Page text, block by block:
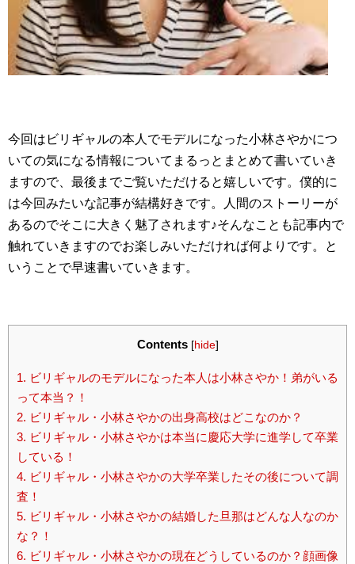
今回はビリギャルの本人でモデルになった小林さやかにつ
いての気になる情報についてまるっとまとめて書いていき
ますので、最後までご覧いただけると嬉しいです。僕的に
は今回みたいな記事が結構好きです。人間のストーリーが
あるのでそこに大きく魅了されます♪そんなことも記事内で
触れていきますのでお楽しみいただければ何よりです。と
いうことで早速書いていきます。
Contents [hide]
1. ビリギャルのモデルになった本人は小林さやか！弟がいる
って本当？！
2. ビリギャル・小林さやかの出身高校はどこなのか？
3. ビリギャル・小林さやかは本当に慶応大学に進学して卒業
している！
4. ビリギャル・小林さやかの大学卒業したその後について調
査！
5. ビリギャル・小林さやかの結婚した旦那はどんな人なのか
な？！
6. ビリギャル・小林さやかの現在どうしているのか？顔画像